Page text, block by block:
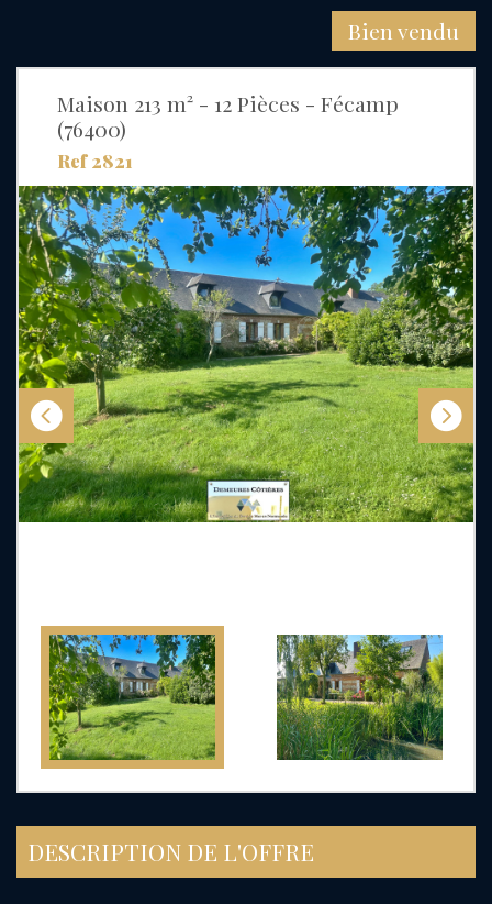
Bien vendu
Maison 213 m² - 12 Pièces - Fécamp
(76400)
Ref 2821
DESCRIPTION DE L'OFFRE